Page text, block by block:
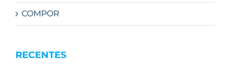
COMPOR
RECENTES